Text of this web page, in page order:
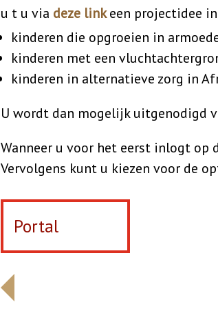
u t u via deze link een projectidee
kinderen die opgroeien in
kinderen met een
kinderen in alternatieve zorg in
U wordt dan mogelijk uitgenodigd
Wanneer u voor het eerst inlogt op
Vervolgens kunt u kiezen voor de
Portal